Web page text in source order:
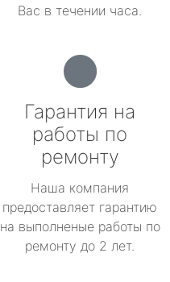
Вас в течении часа.
Гарантия на
работы по
ремонту
Наша компания
предоставляет гарантию
на выполненые работы по
ремонту до 2 лет.